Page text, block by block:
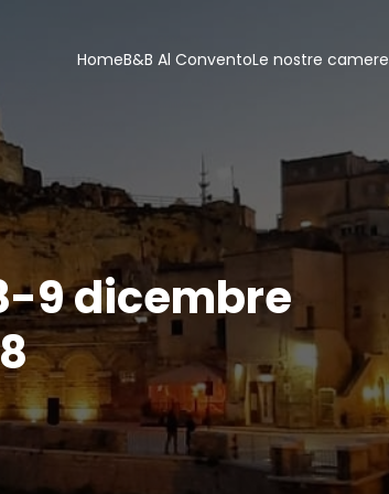
HomeB&B Al ConventoLe nostre camere
9 dicembre